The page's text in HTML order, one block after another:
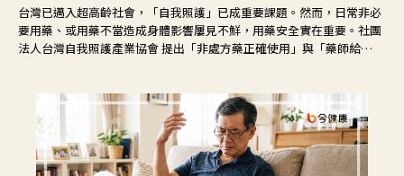
台灣已邁入超高齡社會，「自我照護」已成重要課題。然而，日常非必
要用藥、或用藥不當造成身體影響屢見不鮮，用藥安全實在重要。社團
法人台灣自我照護產業協會 提出「非處方藥正確使用」與「藥師給